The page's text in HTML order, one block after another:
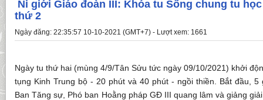
Ni giới Giáo đoàn III: Khóa tu Sống chung tu
thứ 2
Ngày đăng: 22:35:57 10-10-2021 (GMT+7) - Lượt xem: 1661
Ngày tu thứ hai (mùng 4/9/Tân Sửu tức ngày 09/10/2021) khởi
tụng Kinh Trung bộ - 20 phút và 40 phút - ngồi thiền. Bắt đầu, 5
Ban Tăng sự, Phó ban Hoằng pháp GĐ III quang lâm và giảng